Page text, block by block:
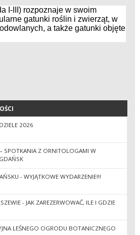
I-III) rozpoznaje w swoim
gatunki roślin i zwierząt, w
a także gatunki objęte
2026
SPOTKANIA Z ORNITOLOGAMI W
- WYJĄTKOWE WYDARZENIE!!!
- JAK ZAREZERWOWAĆ, ILE I GDZIE
LEŚNEGO OGRODU BOTANICZNEGO